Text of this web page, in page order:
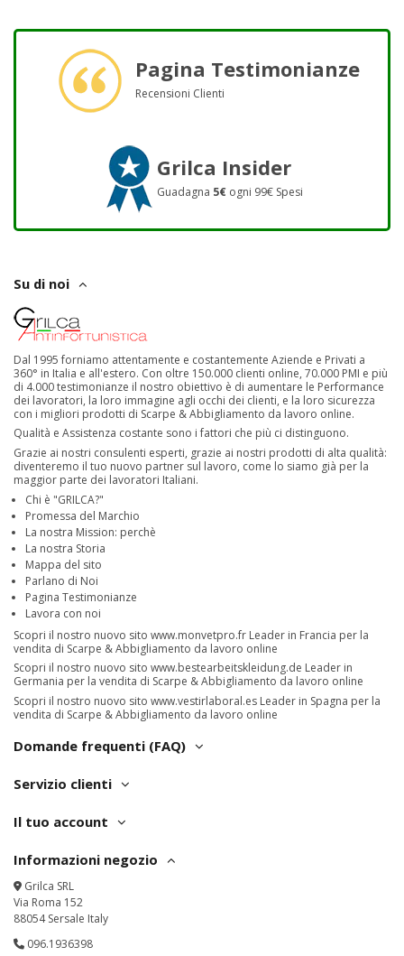
Pagina Testimonianze
Recensioni Clienti
Grilca Insider
Guadagna 5€ ogni 99€ Spesi
Su di noi
Dal 1995 forniamo attentamente e costantemente Aziende e Privati a
360° in Italia e all'estero. Con oltre 150.000 clienti online, 70.000 PMI e più
di 4.000 testimonianze il nostro obiettivo è di aumentare le Performance
dei lavoratori, la loro immagine agli occhi dei clienti, e la loro sicurezza
con i migliori prodotti di Scarpe & Abbigliamento da lavoro online.
Qualità e Assistenza costante sono i fattori che più ci distinguono.
Grazie ai nostri consulenti esperti, grazie ai nostri prodotti di alta qualità:
diventeremo il tuo nuovo partner sul lavoro, come lo siamo già per la
maggior parte dei lavoratori Italiani.
Chi è "GRILCA?"
Promessa del Marchio
La nostra Mission: perchè
La nostra Storia
Mappa del sito
Parlano di Noi
Pagina Testimonianze
Lavora con noi
Scopri il nostro nuovo sito www.monvetpro.fr Leader in Francia per la
vendita di Scarpe & Abbigliamento da lavoro online
Scopri il nostro nuovo sito www.bestearbeitskleidung.de Leader in
Germania per la vendita di Scarpe & Abbigliamento da lavoro online
Scopri il nostro nuovo sito www.vestirlaboral.es Leader in Spagna per la
vendita di Scarpe & Abbigliamento da lavoro online
Domande frequenti (FAQ)
Servizio clienti
Il tuo account
Informazioni negozio
Grilca SRL
Via Roma 152
88054 Sersale Italy
096.1936398